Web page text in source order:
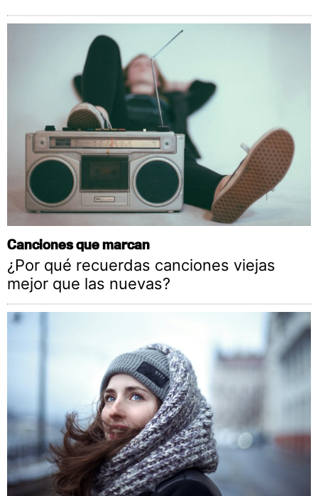
Canciones que marcan
¿Por qué recuerdas canciones viejas
mejor que las nuevas?